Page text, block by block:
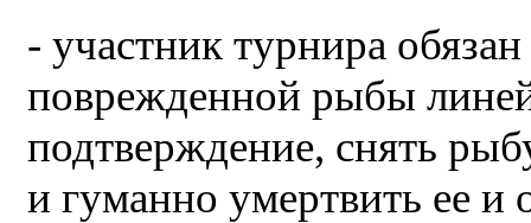
- участник турнира
поврежденной рыбы
подтверждение, снять
и гуманно умертвить ее и